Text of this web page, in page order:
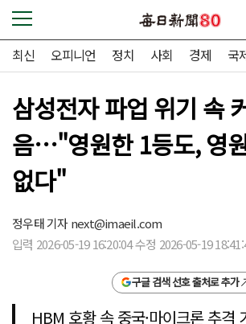
최신 오피니언 정치 사회 경제 국
삼성전자 파업 위기 속
음…"영원한 1등도, 영
없다"
정우태 기자next@imaeil.com
입력 2026-05-19 16:20:04 수정 2026-05-19
구글 검색 선호 출처로 추가
HBM 호황 속 중국·마이크론 추격